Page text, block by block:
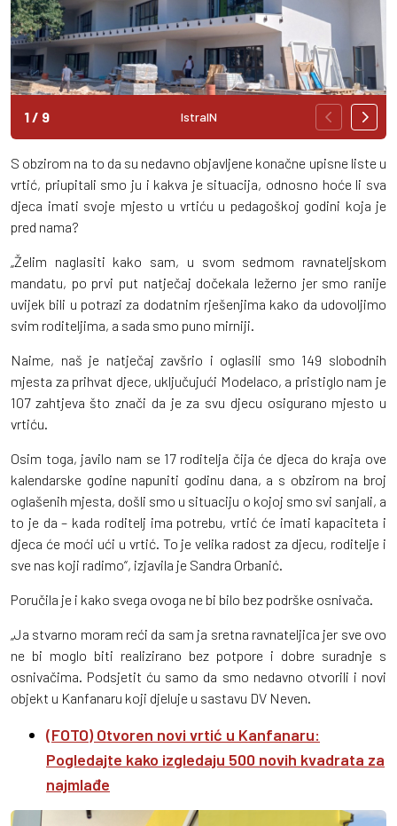
IstraIN
1/ 9
S obzirom na to da su nedavno objavljene konačne upisne liste u
vrtić, priupitali smo ju i kakva je situacija, odnosno hoće li sva
djeca imati svoje mjesto u vrtiću u pedagoškoj godini koja je
pred nama?
„Želim naglasiti kako sam, u svom sedmom ravnateljskom
mandatu, po prvi put natječaj dočekala ležerno jer smo ranije
uvijek bili u potrazi za dodatnim rješenjima kako da udovoljimo
svim roditeljima, a sada smo puno mirniji.
Naime, naš je natječaj zavšrio i oglasili smo 149 slobodnih
mjesta za prihvat djece, uključujući Modelaco, a pristiglo nam je
107 zahtjeva što znači da je za svu djecu osigurano mjesto u
vrtiću.
Osim toga, javilo nam se 17 roditelja čija će djeca do kraja ove
kalendarske godine napuniti godinu dana, a s obzirom na broj
oglašenih mjesta, došli smo u situaciju o kojoj smo svi sanjali, a
to je da – kada roditelj ima potrebu, vrtić će imati kapaciteta i
djeca će moći ući u vrtić. To je velika radost za djecu, roditelje i
sve nas koji radimo“, izjavila je Sandra Orbanić.
Poručila je i kako svega ovoga ne bi bilo bez podrške osnivača.
„Ja stvarno moram reći da sam ja sretna ravnateljica jer sve ovo
ne bi moglo biti realizirano bez potpore i dobre suradnje s
osnivačima. Podsjetit ću samo da smo nedavno otvorili i novi
objekt u Kanfanaru koji djeluje u sastavu DV Neven.
(FOTO) Otvoren novi vrtić u Kanfanaru:
Pogledajte kako izgledaju 500 novih kvadrata za
najmlađe